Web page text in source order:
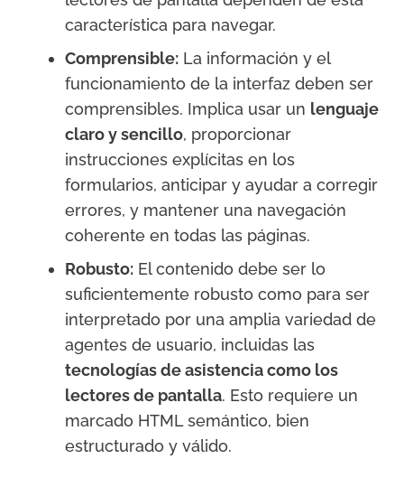
característica para navegar.
Comprensible: La información y el
funcionamiento de la interfaz deben ser
comprensibles. Implica usar un lenguaje
claro y sencillo, proporcionar
instrucciones explícitas en los
formularios, anticipar y ayudar a corregir
errores, y mantener una navegación
coherente en todas las páginas.
Robusto: El contenido debe ser lo
suficientemente robusto como para ser
interpretado por una amplia variedad de
agentes de usuario, incluidas las
tecnologías de asistencia como los
lectores de pantalla. Esto requiere un
marcado HTML semántico, bien
estructurado y válido.